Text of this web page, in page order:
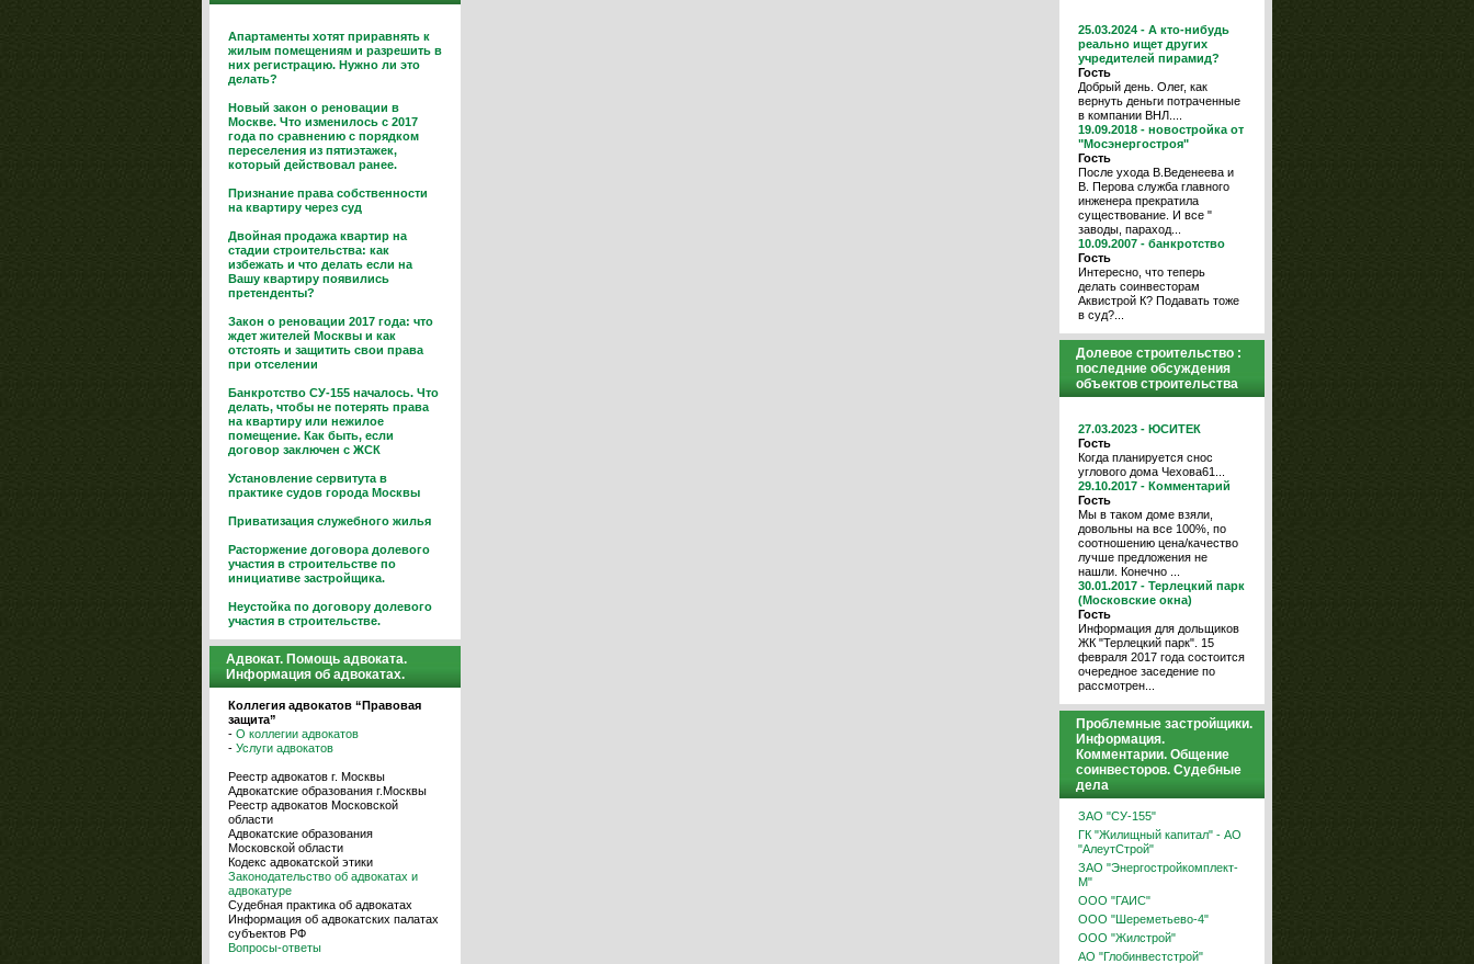
Апартаменты хотят приравнять к
жилым помещениям и разрешить в
них регистрацию. Нужно ли это
делать?
Новый закон о реновации в
Москве. Что изменилось с 2017
года по сравнению с порядком
переселения из пятиэтажек,
который действовал ранее.
Признание права собственности
на квартиру через суд
Двойная продажа квартир на
стадии строительства: как
избежать и что делать если на
Вашу квартиру появились
претенденты?
Закон о реновации 2017 года: что
ждет жителей Москвы и как
отстоять и защитить свои права
при отселении
Банкротство СУ-155 началось. Что
делать, чтобы не потерять права
на квартиру или нежилое
помещение. Как быть, если
договор заключен с ЖСК
Установление сервитута в
практике судов города Москвы
Приватизация служебного жилья
Расторжение договора долевого
участия в строительстве по
инициативе застройщика.
Неустойка по договору долевого
участия в строительстве.
Адвокат. Помощь адвоката.
Информация об адвокатах.
Коллегия адвокатов “Правовая
защита”
- О коллегии адвокатов
- Услуги адвокатов
Реестр адвокатов г. Москвы
Адвокатские образования г.Москвы
Реестр адвокатов Московской
области
Адвокатские образования
Московской области
Кодекс адвокатской этики
Законодательство об адвокатах и
адвокатуре
Судебная практика об адвокатах
Информация об адвокатских палатах
субъектов РФ
Вопросы-ответы
25.03.2024 - А кто-нибудь
реально ищет других
учредителей пирамид?
Гость
Добрый день. Олег, как
вернуть деньги потраченные
в компании ВНЛ....
19.09.2018 - новостройка от
"Мосэнергостроя"
Гость
После ухода В.Веденеева и
В. Перова служба главного
инженера прекратила
существование. И все "
заводы, параход...
10.09.2007 - банкротство
Гость
Интересно, что теперь
делать соинвесторам
Аквистрой К? Подавать тоже
в суд?...
Долевое строительство :
последние обсуждения
объектов строительства
27.03.2023 - ЮСИТЕК
Гость
Когда планируется снос
углового дома Чехова61...
29.10.2017 - Комментарий
Гость
Мы в таком доме взяли,
довольны на все 100%, по
соотношению цена/качество
лучше предложения не
нашли. Конечно ...
30.01.2017 - Терлецкий парк
(Московские окна)
Гость
Информация для дольщиков
ЖК "Терлецкий парк". 15
февраля 2017 года состоится
очередное заседение по
рассмотрен...
Проблемные застройщики.
Информация.
Комментарии. Общение
соинвесторов. Судебные
дела
ЗАО "СУ-155"
ГК "Жилищный капитал" - АО
"АлеутСтрой"
ЗАО "Энергостройкомплект-
М"
ООО "ГАИС"
ООО "Шереметьево-4"
ООО "Жилстрой"
АО "Глобинвестстрой"